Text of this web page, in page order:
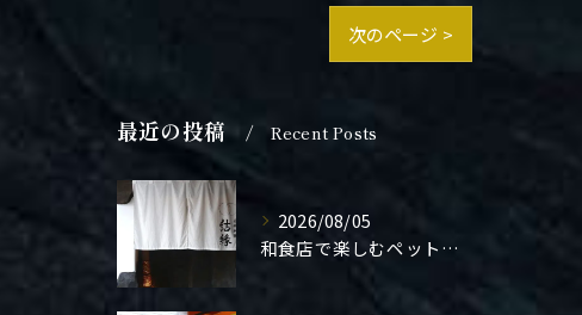
次のページ >
最近の投稿 Recent Posts
2026/08/05
和食店で楽しむペット同伴の食事体験